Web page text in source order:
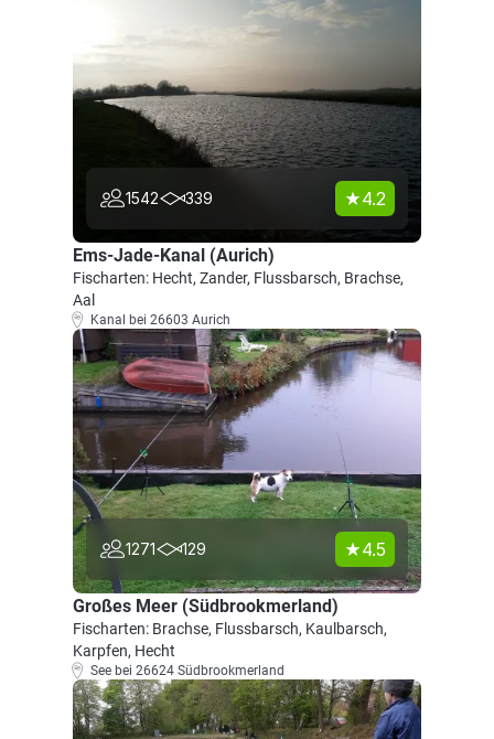
1542 339 4.2
Ems-Jade-Kanal (Aurich)
Fischarten: Hecht, Zander, Flussbarsch, Brachse,
Aal
Kanal bei 26603 Aurich
1271 129 4.5
Großes Meer (Südbrookmerland)
Fischarten: Brachse, Flussbarsch, Kaulbarsch,
Karpfen, Hecht
See bei 26624 Südbrookmerland